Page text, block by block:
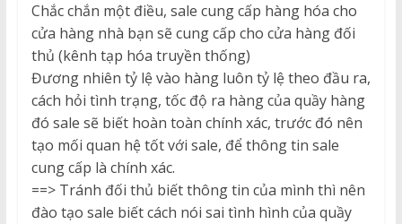
Chắc chắn một điều, sale cung cấp hàng hóa cho
cửa hàng nhà bạn sẽ cung cấp cho cửa hàng đối
thủ (kênh tạp hóa truyền thống)
Đương nhiên tỷ lệ vào hàng luôn tỷ lệ theo đầu ra,
cách hỏi tình trạng, tốc độ ra hàng của quầy hàng
đó sale sẽ biết hoàn toàn chính xác, trước đó nên
tạo mối quan hệ tốt với sale, để thông tin sale
cung cấp là chính xác.
==> Tránh đối thủ biết thông tin của mình thì nên
đào tạo sale biết cách nói sai tình hình của quầy